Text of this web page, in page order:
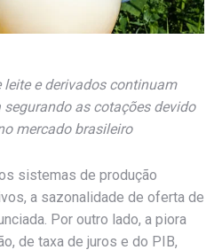
leite e derivados continuam
as cotações devido
mercado brasileiro
sistemas de produção
a sazonalidade de oferta de
Por outro lado, a piora
de taxa de juros e do PIB,